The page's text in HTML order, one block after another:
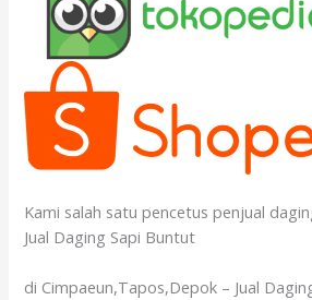
Kami salah satu pencetus penjual
Jual Daging Sapi Buntut
di Cimpaeun,Tapos,Depok – Jual